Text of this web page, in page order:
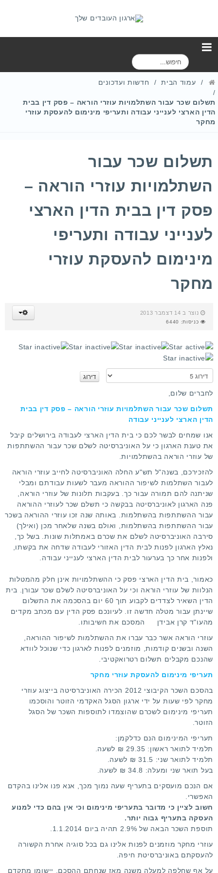
ח
י
עמוד הבית חדשות ועדכונים
תשלום שכר עבור השתלמויות עוזרי הוראה – פסק דין בבית
הדין הארצי לענייני עבודה ותעריפי מינימום להעסקת עוזרי
מחקר
תשלום שכר עבור
השתלמויות עוזרי הוראה –
פסק דין בבית הדין הארצי
לענייני עבודה ותעריפי
מינימום להעסקת עוזרי
מחקר
נוצר ב 14 דצמבר 2013
כניסות: 6440
ד
י
ר
ו
ג
ש
ת
מ
ש
י
1
5
נ
א
ר
ג
לחברים שלום,
תשלום שכר עבור השתלמויות עוזרי הוראה – פסק דין בבית
הדין הארצי לענייני עבודה
אנו שמחים לבשר לכם כי בית הדין הארצי לעבודה בירושלים קיבל
את טענת הארגון כי על האוניברסיטה לשלם שכר עבור ההשתתפות
של עוזרי הוראה בהשתלמויות.
להזכירכם, בשנה"ל תש"ע החלה האוניברסיטה לחייב עוזרי הוראה
לעבור השתלמות לשיפור ההוראה מעבר לשעות עבודתם ומבלי
שניתנה להם תמורה עבור כך. בעקבות תלונות של עוזרי הוראה,
פנה הארגון לאוניברסיטה בבקשה כי תשלם שכר לעוזרי ההוראה
עבור ההשתתפות בהשתלמות. באותה שנה זכו עוזרי ההוראה בשכר
עבור ההשתתפות בהשתלמות, ואולם בשנה שלאחר מכן (ואילך)
סירבה האוניברסיטה לשלם את שכרם באמתלות שונות. בשל כך,
נאלץ הארגון לפנות לבית הדין האזורי לעבודה שדחה את בקשתו,
ולפנות אחר כך בערעור לבית הדין הארצי לענייני עבודה.
כאמור, בית הדין הארצי פסק כי ההשתלמויות אינן חלק מהמטלות
הנלוות של עוזרי הוראה וכי על האוניברסיטה לשלם שכר עבורן. בית
הדין השאיר לצדדים לקבוע תוך 60 יום בהסכמה את התשלום
שיינתן עבור מטלה חדשה זו. לעיונכם פסק הדין עם מכתב מקדים
מהעו"ד קרן אבידן
המסכם את חשיבותו.
עוזרי הוראה אשר כבר עברו את ההשתלמות לשיפור ההוראה,
השנה ובשנים קודמות, מוזמנים לפנות לארגון כדי שנוכל לוודא
שהנכם מקבלים תשלום רטרואקטיבי.
תעריפי מינימום להעסקת עוזרי מחקר
בהסכם השכר הקיבוצי 2012 הכירה האוניברסיטה בייצוג עוזרי
מחקר לפי שעות על ידי ארגון הסגל האקדמי הזוטר והוסכמו
תעריפי מינימום לשכרם שהוצמדו לתוספות השכר של הסגל
הזוטר.
תעריפי המינימום הנם כדלקמן:
תלמיד לתואר ראשון: 29.35 ₪ לשעה.
תלמיד לתואר שני: 31.5 ₪ לשעה.
בעל תואר שני ומעלה: 34.8 ₪ לשעה.
אם הנכם מועסקים בתעריף שעה נמוך מכך, אנא פנו אלינו בהקדם
האפשרי.
חשוב לציין כי מדובר בתעריפי מינימום וכי אין בהם כדי למנוע
העסקה בתעריף גבוה יותר.
תוספת השכר הבאה של 2.9% תהיה ביום 1.1.2014.
עוזרי מחקר מוזמנים לפנות אלינו גם בכל סוגיה אחרת הקשורה
להעסקתם באוניברסיטת חיפה.
על אף שחלפה למעלה משנה מאז שנחתם ההסכם, יישומו מתקדם